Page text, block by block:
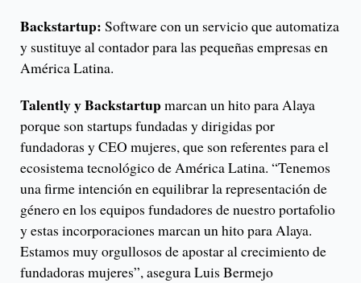
Backstartup: Software con un servicio que automatiza
y sustituye al contador para las pequeñas empresas en
América Latina.
Talently y Backstartupmarcan un hito para Alaya
porque son startups fundadas y dirigidas por
fundadoras y CEO mujeres, que son referentes para el
ecosistema tecnológico de América Latina. “Tenemos
una firme intención en equilibrar la representación de
género en los equipos fundadores de nuestro portafolio
y estas incorporaciones marcan un hito para Alaya.
Estamos muy orgullosos de apostar al crecimiento de
fundadoras mujeres”, asegura Luis Bermejo